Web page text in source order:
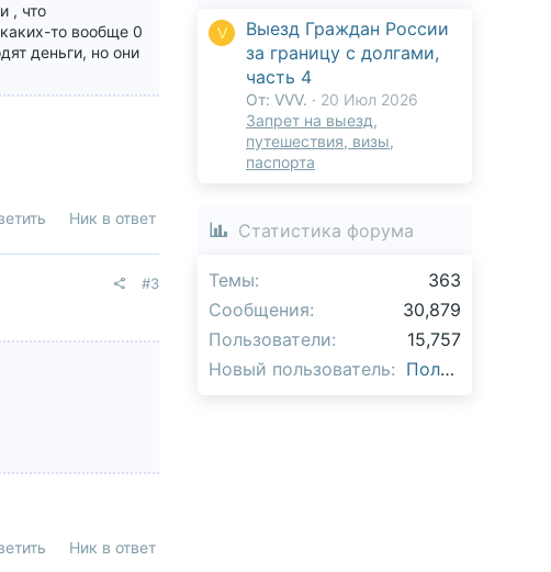
, что
то вообще 0
деньги, но они
Ник в ответ
#3
Ник в ответ
V
Выезд Граждан России
за границу с долгами,
часть 4
От: VVV.
20 Июл 2026
Запрет на выезд,
путешествия, визы,
паспорта
Статистика форума
Темы
363
Сообщения
30,879
Пользователи
15,757
Новый пользователь
Полина_Поля